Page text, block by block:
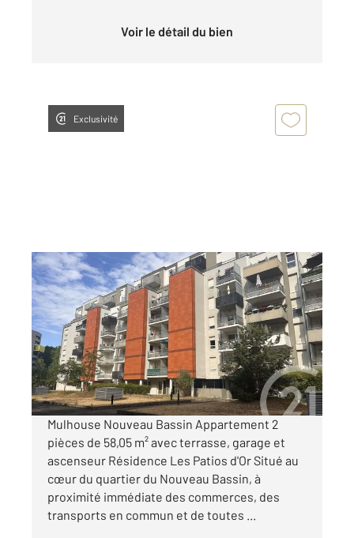
Voir le détail du bien
Exclusivité
MULHOUSE 68
58,05 m2, 2 pièces
Ref : 2398
Appartement F2 à vendre
113 000 €
Visiter le site dédié
Mulhouse Nouveau Bassin Appartement 2
pièces de 58,05 m² avec terrasse, garage et
ascenseur Résidence Les Patios d'Or Situé au
cœur du quartier du Nouveau Bassin, à
proximité immédiate des commerces, des
transports en commun et de toutes ...